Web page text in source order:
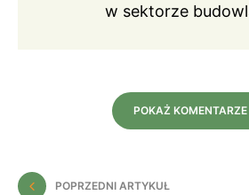
w sektorze
POKAŻ
POPRZEDNI ARTYKUŁ